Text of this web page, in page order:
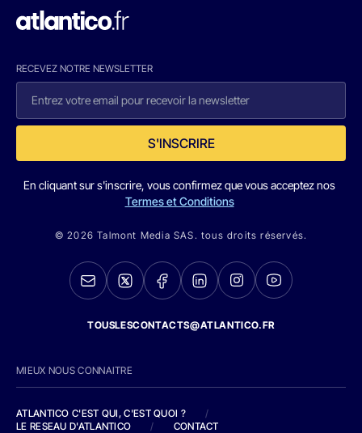
RECEVEZ NOTRE NEWSLETTER
S'INSCRIRE
En cliquant sur s'inscrire, vous confirmez que vous acceptez nos
Termes et Conditions
© 2026 Talmont Media SAS. tous droits réservés.
TOUSLESCONTACTS@ATLANTICO.FR
MIEUX NOUS CONNAITRE
ATLANTICO C'EST QUI, C'EST QUOI ?
/
LE RESEAU D'ATLANTICO
/ CONTACT